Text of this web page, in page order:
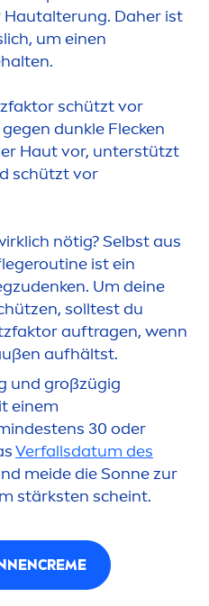
Hautalterung. Daher ist
um einen
schützt vor
dunkle Flecken
Haut vor, unterstützt
schützt vor
nötig? Selbst aus
ist ein
Um deine
solltest du
auftragen, wenn
aufhältst.
und großzügig
einem
30 oder
Verfallsdatum des
meide die Sonne zur
stärksten scheint.
CREME